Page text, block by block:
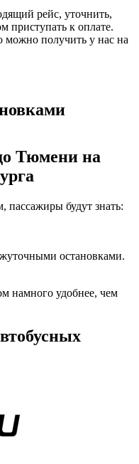
рейс, уточнить,
приступать к оплате.
получить у нас на
Тюмени на
пассажиры будут знать:
остановками.
намного удобнее, чем